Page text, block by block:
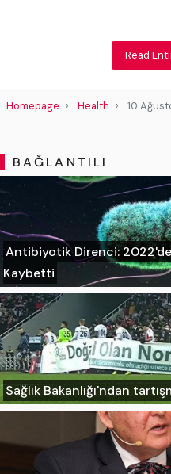
Read
Homepage Health 10
BAĞLANTILI
Antibiyotik Direnci:
Kaybetti
Sağlık Bakanlığı'ndan